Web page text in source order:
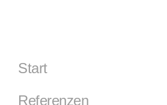
Start
Referenzen